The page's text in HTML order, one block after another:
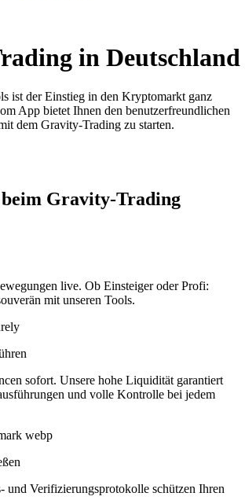
in Deutschland
ist der Einstieg in den Kryptomarkt ganz
App bietet Ihnen den benutzerfreundlichen
dem Gravity-Trading zu starten.
Gravity-Trading
live. Ob Einsteiger oder Profi:
mit unseren Tools.
sofort. Unsere hohe Liquidität garantiert
und volle Kontrolle bei jedem
und Verifizierungsprotokolle schützen Ihren